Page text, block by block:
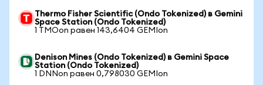
Thermo Fisher Scientific (Ondo Tokenized) в Gemini
Space Station (Ondo Tokenized)
1 TMOon равен 143,6404 GEMIon
Denison Mines (Ondo Tokenized) в Gemini Space
Station (Ondo Tokenized)
1 DNNon равен 0,798030 GEMIon